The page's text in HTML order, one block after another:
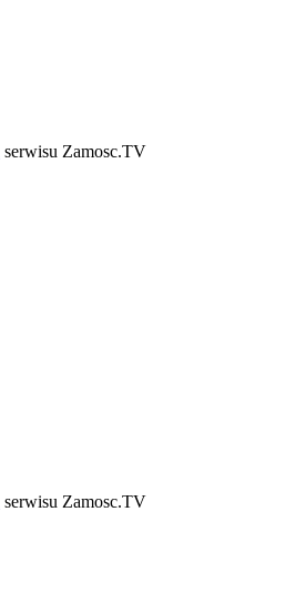
serwisu Zamosc.TV
serwisu Zamosc.TV